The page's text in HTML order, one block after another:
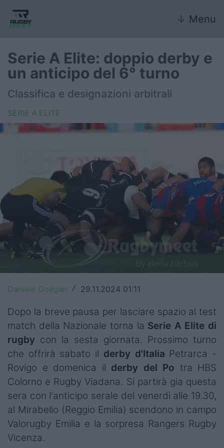
↓ Menu
Rugby Sevens
Internazionale
6 Nazioni
United Rugby Championship
Top14
Premiership
Champions Cup
World Rugby
Rugby World Cup
Super Rugby
Rugby in TV
Mercato
Serie A Elite
Serie A Elite: doppio derby e
un anticipo del 6° turno
Classifica e designazioni arbitrali
SERIE A ELITE
Daniele Goegan / 29.11.2024 01:11
Dopo la breve pausa per lasciare spazio al test
match della Nazionale torna la Serie A Elite di
rugby con la sesta giornata. Prossimo turno
che offrirà sabato il derby d'Italia Petrarca -
Rovigo e domenica il derby del Po tra HBS
Colorno e Rugby Viadana. Si partirà gia questa
sera con l'anticipo serale del venerdì alle 19.30,
al Mirabello (Reggio Emilia) scendono in campo
Valorugby Emilia e la sorpresa Rangers Rugby
Vicenza.